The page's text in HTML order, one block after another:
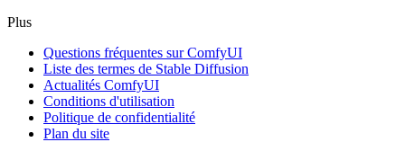
Plus
Questions fréquentes sur ComfyUI
Liste des termes de Stable Diffusion
Actualités ComfyUI
Conditions d'utilisation
Politique de confidentialité
Plan du site